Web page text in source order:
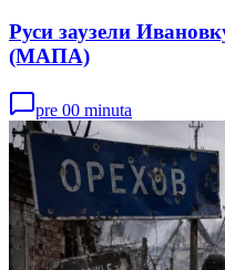
Руси заузели
(МАПА)
pre 00 minuta